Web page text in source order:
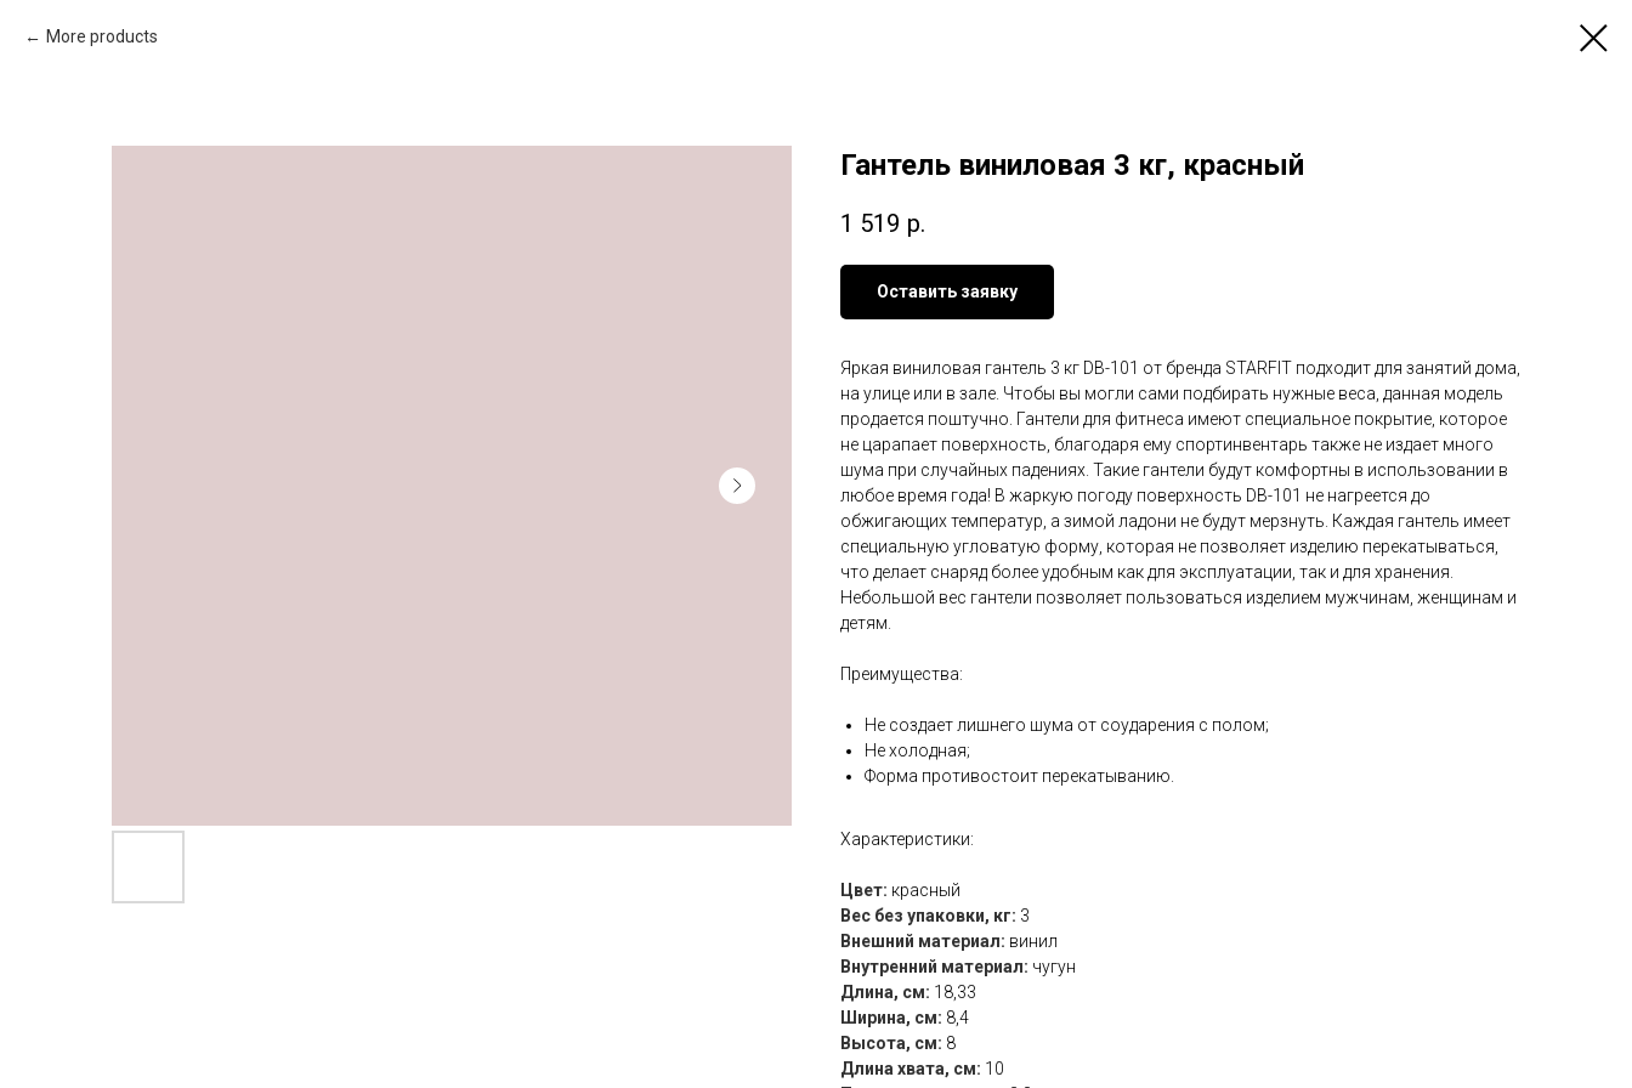
More products
Гантель виниловая 3 кг, красный
1 519 р.
Оставить заявку
Яркая виниловая гантель 3 кг DB-101 от бренда STARFIT подходит для занятий дома,
на улице или в зале. Чтобы вы могли сами подбирать нужные веса, данная модель
продается поштучно. Гантели для фитнеса имеют специальное покрытие, которое
не царапает поверхность, благодаря ему спортинвентарь также не издает много
шума при случайных падениях. Такие гантели будут комфортны в использовании в
любое время года! В жаркую погоду поверхность DB-101 не нагреется до
обжигающих температур, а зимой ладони не будут мерзнуть. Каждая гантель имеет
специальную угловатую форму, которая не позволяет изделию перекатываться,
что делает снаряд более удобным как для эксплуатации, так и для хранения.
Небольшой вес гантели позволяет пользоваться изделием мужчинам, женщинам и
детям.
Преимущества:
Не создает лишнего шума от соударения с полом;
Не холодная;
Форма противостоит перекатыванию.
Характеристики:
Цвет: красный
Вес без упаковки, кг: 3
Внешний материал: винил
Внутренний материал: чугун
Длина, см: 18,33
Ширина, см: 8,4
Высота, см: 8
Длина хвата, см: 10